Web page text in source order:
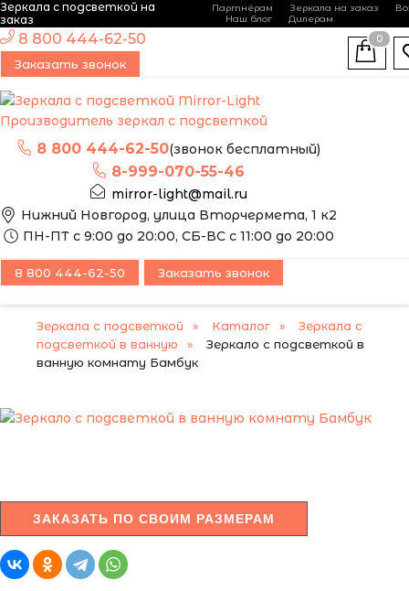
Зеркала с подсветкой на
заказ
Партнёрам Зеркала на заказ
Наш блог
Дилерам
Производитель зеркал с подсветкой
8 800 444-62-50(звонок бесплатный)
8-999-070-55-46
mirror-light@mail.ru
Нижний Новгород, улица Вторчермета, 1 к2
ПН-ПТ с 9:00 до 20:00, СБ-ВС с 11:00 до 20:00
8 800 444-62-50
Заказать звонок
0
8 800 444-62-50 Заказать звонок
Зеркала с подсветкой Каталог
Зеркала с
подсветкой в ванную
Зеркало с подсветкой в
ванную комнату Бамбук
ЭТО ЗЕРКАЛО МЫ
МОЖЕМ ИЗГОТОВИТЬ
ПО ВАШИМ
ЗАКАЗАТЬ ПО СВОИМ РАЗМЕРАМ
-